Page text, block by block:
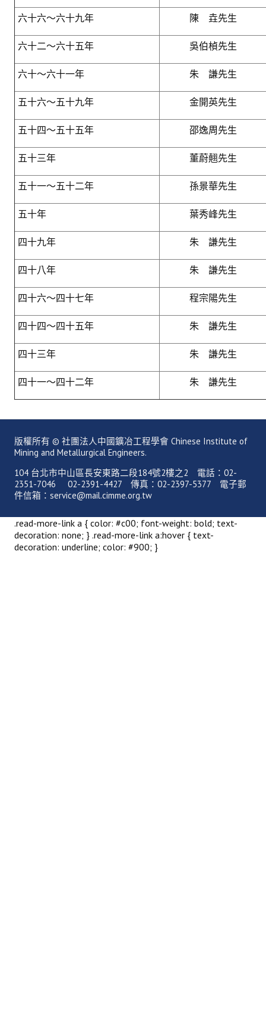
歷年技術獎章得獎人
技術獎章得獎人介紹
歷年大專學生獎勵金得獎人
歷年保安獎章得獎人
榮譽榜
本會榮獲內政部104年全國性社會暨職業團體工作品鑑「甲等獎」
本會朱前理事長榮獲2012年第30屆國家傑出總經理獎
鑛冶期刊獲行政院頒發雜誌金鼎獎
歷年詹天佑論文獎與中工會論文得獎人
學會出版品
鑛冶期刊 (需登入會員)
鑛冶期刊徵稿
專題討論會論文集
礦冶工程名詞與礦冶辭典
活動專區
歷年年會
年會活動
六十六～六十九年 陳 垚先生
六十二～六十五年 吳伯楨先生
六十～六十一年 朱 謙先生
五十六～五十九年 金開英先生
五十四～五十五年 邵逸周先生
五十三年 董蔚翹先生
五十一～五十二年 孫景華先生
五十年 葉秀峰先生
四十九年 朱 謙先生
四十八年 朱 謙先生
四十六～四十七年 程宗陽先生
四十四～四十五年 朱 謙先生
四十三年 朱 謙先生
四十一～四十二年 朱 謙先生
版權所有 © 社團法人中國鑛冶工程學會 Chinese Institute of
Mining and Metallurgical Engineers.
104 台北市中山區長安東路二段184號2樓之2 電話：02-
2351-7046 02-2391-4427 傳真：02-2397-5377 電子郵
件信箱：service@mail.cimme.org.tw
.read-more-link a { color: #c00; font-weight: bold; text-
decoration: none; } .read-more-link a:hover { text-
decoration: underline; color: #900; }